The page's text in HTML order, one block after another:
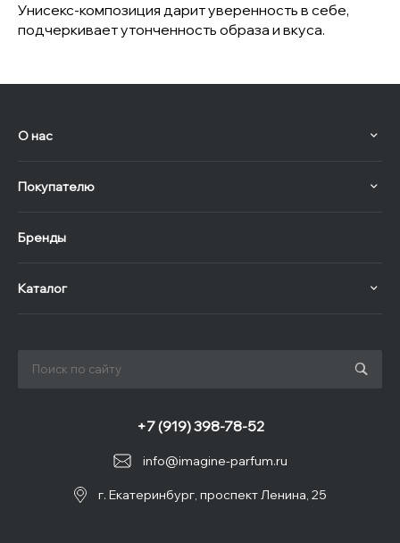
Унисекс-композиция дарит уверенность в себе,
подчеркивает утонченность образа и вкуса.
О нас
Покупателю
Бренды
Каталог
info@imagine-parfum.ru
+7 (919) 398-78-52
г. Екатеринбург, проспект Ленина, 25